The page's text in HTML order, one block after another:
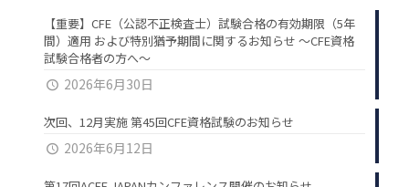
【重要】CFE（公認不正検査士）試験合格の有効期限（5年
間）適用 および特別猶予期間に関するお知らせ ～CFE資格
試験合格者の方へ～
2026年6月30日
次回、12月実施 第45回CFE資格試験のお知らせ
2026年6月12日